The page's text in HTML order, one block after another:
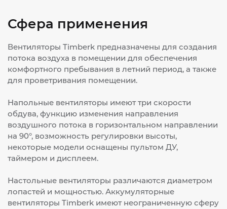
Сфера применения
Вентиляторы Timberk предназначены для создания
потока воздуха в помещении для обеспечения
комфортного пребывания в летний период, а также
для проветривания помещении.
Напольные вентиляторы имеют три скорости
обдува, функцию изменения направления
воздушного потока в горизонтальном направлении
на 90°, возможность регулировки высоты,
некоторые модели оснащены пультом ДУ,
таймером и дисплеем.
Настольные вентиляторы различаются диаметром
лопастей и мощностью. Аккумуляторные
вентиляторы Timberk имеют неограниченную сферу